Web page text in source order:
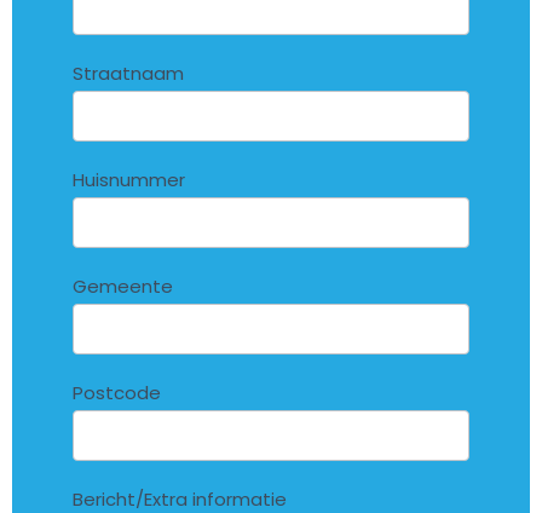
Straatnaam
Huisnummer
Gemeente
Postcode
Bericht/Extra informatie